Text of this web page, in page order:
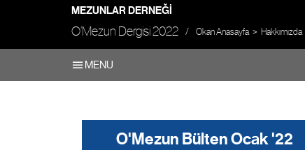
MEZUNLAR DERNEĞI
O’Mezun Dergisi 2022 Okan Anasayfa Hakkımızda
MENU
O'Mezun Bülten Ocak '22